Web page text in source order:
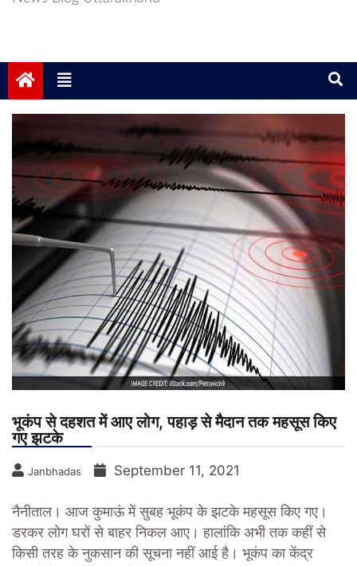
भूकंप से दहशत में आए लोग, पहाड़ से मैदान तक महसूस किए
गए झटके
Janbhadas September 11, 2021
नैनीताल। आज कुमाऊं में सुबह भूकंप के झटके महसूस किए गए।
डरकर लोग घरों से बाहर निकल आए। हालांकि अभी तक कहीं से
किसी तरह के नुकसान की सूचना नहीं आई है। भूकंप का केंद्र